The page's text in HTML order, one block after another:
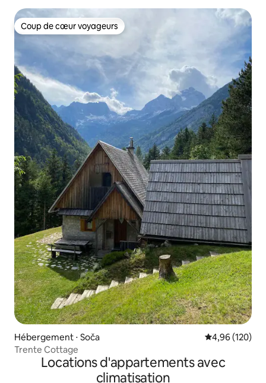
Coup de cœur voyageurs
Coup de cœur voyageurs
Hébergement ⋅ Soča Évaluation
4,96 (120)
Trente Cottage
Locations d'appartements avec
climatisation